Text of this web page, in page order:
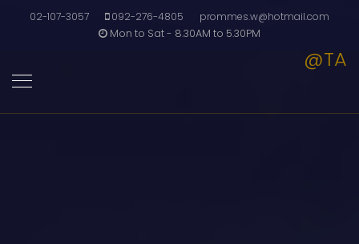
02-107-3057 092-276-4805
prommes.w@hotmail.com
Mon to Sat - 8.30AM to 5.30PM
@TA